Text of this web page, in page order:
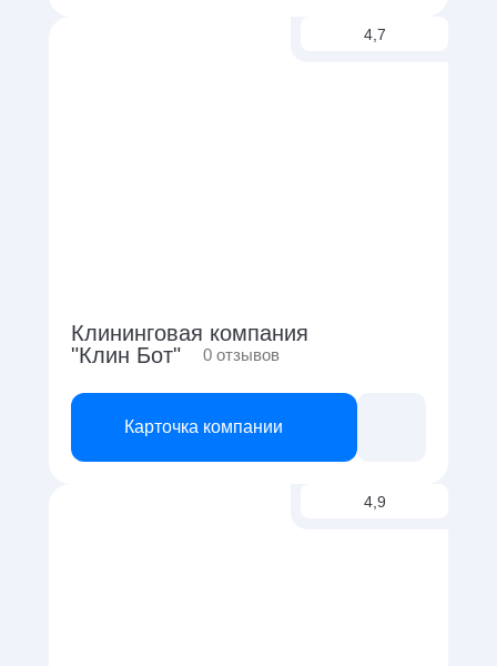
4,7
Клининговая компания
"Клин Бот"
0 отзывов
Карточка компании
4,9